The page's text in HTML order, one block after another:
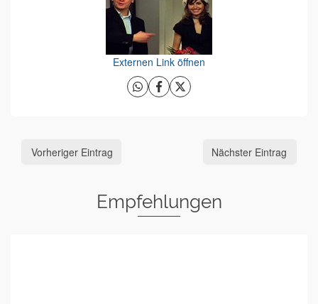
Externen Link öffnen
Vorheriger Eintrag Nächster Eintrag
Empfehlungen